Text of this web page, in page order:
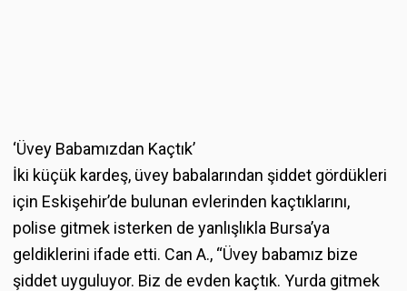
‘Üvey Babamızdan Kaçtık’
İki küçük kardeş, üvey babalarından şiddet gördükleri
için Eskişehir’de bulunan evlerinden kaçtıklarını,
polise gitmek isterken de yanlışlıkla Bursa’ya
geldiklerini ifade etti. Can A., “Üvey babamız bize
şiddet uyguluyor. Biz de evden kaçtık. Yurda gitmek